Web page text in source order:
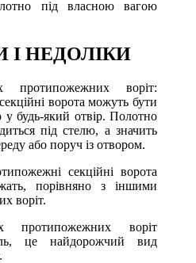
під власною вагою
І НЕДОЛІКИ
протипожежних воріт:
ворота можуть бути
у будь-який отвір. Полотно
під стелю, а значить
або поруч із отвором.
секційні ворота
порівняно з іншими
воріт.
протипожежних воріт
це найдорожчий вид